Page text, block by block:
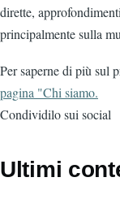
dirette,
principalmente sulla
Per saperne di più sul
pagina "Chi siamo.
Condividilo sui social
Ultimi